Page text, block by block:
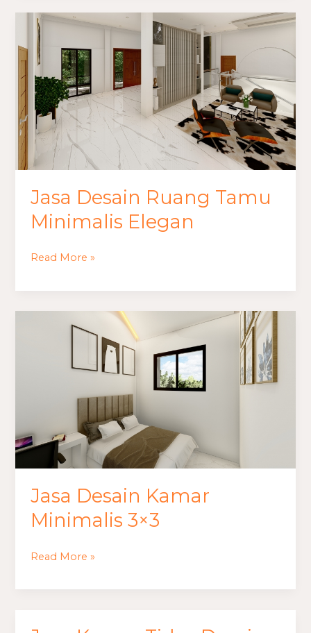
Jasa Desain Ruang Tamu
Minimalis Elegan
Jasa
Desain
Ruang
Tamu
Minimalis
Elegan
Read More »
Jasa Desain Kamar
Minimalis 3×3
Read More »